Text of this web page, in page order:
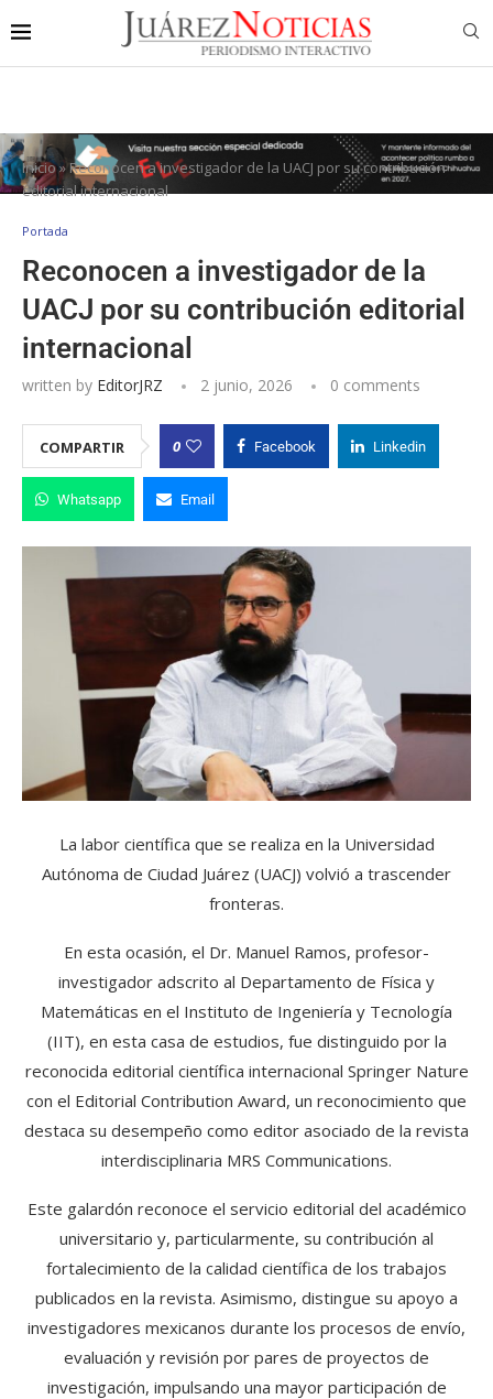
Inicio»Reconocen a investigador de la UACJ por su contribución
editorial internacional
Portada
Reconocen a investigador de la
UACJ por su contribución editorial
internacional
written by EditorJRZ 2 junio, 2026 0 comments
COMPARTIR 0 Facebook Linkedin
Whatsapp Email
La labor científica que se realiza en la Universidad
Autónoma de Ciudad Juárez (UACJ) volvió a trascender
fronteras.
En esta ocasión, el Dr. Manuel Ramos, profesor-
investigador adscrito al Departamento de Física y
Matemáticas en el Instituto de Ingeniería y Tecnología
(IIT), en esta casa de estudios, fue distinguido por la
reconocida editorial científica internacional Springer Nature
con el Editorial Contribution Award, un reconocimiento que
destaca su desempeño como editor asociado de la revista
interdisciplinaria MRS Communications.
Este galardón reconoce el servicio editorial del académico
universitario y, particularmente, su contribución al
fortalecimiento de la calidad científica de los trabajos
publicados en la revista. Asimismo, distingue su apoyo a
investigadores mexicanos durante los procesos de envío,
evaluación y revisión por pares de proyectos de
investigación, impulsando una mayor participación de